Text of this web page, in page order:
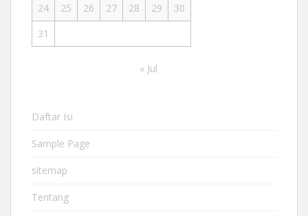
24
25 26 27 28 29
30
31
« Jul
Daftar Isi
Sample Page
sitemap
Tentang